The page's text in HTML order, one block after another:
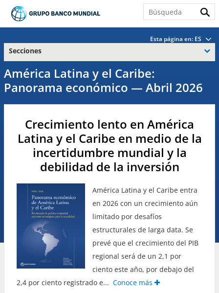
Esta página en: ES
Secciones
América Latina y el Caribe:
Panorama económico — Abril 2026
Crecimiento lento en América
Latina y el Caribe en medio de la
incertidumbre mundial y la
debilidad de la inversión
América Latina y el Caribe entra
en 2026 con un crecimiento aún
limitado por desafíos
estructurales de larga data. Se
prevé que el crecimiento del PIB
regional será de un 2,1 por
ciento este año, por debajo del
2,4 por ciento registrado e... Conoce más